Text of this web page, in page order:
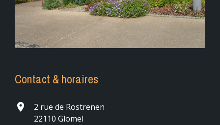
Contact & horaires
place
2 rue de Rostrenen
22110 Glomel